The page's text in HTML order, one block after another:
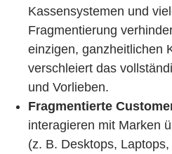
Kassensystemen und
Fragmentierung
einzigen, ganzheitlichen
verschleiert das
und Vorlieben.
Fragmentierte
interagieren mit Marken
(z. B. Desktops,